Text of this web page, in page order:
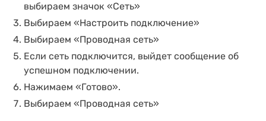
выбираем значок «Сеть»
Выбираем «Настроить подключение»
Выбираем «Проводная сеть»
Если сеть подключится, выйдет сообщение об
успешном подключении.
Нажимаем «Готово».
Выбираем «Проводная сеть»